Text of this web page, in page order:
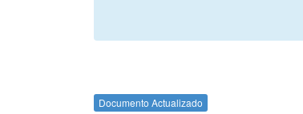
Documento Actualizado